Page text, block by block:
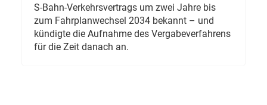
S-Bahn-Verkehrsvertrags um zwei Jahre bis
zum Fahrplanwechsel 2034 bekannt – und
kündigte die Aufnahme des Vergabeverfahrens
für die Zeit danach an.